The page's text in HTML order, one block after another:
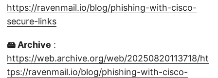
https://ravenmail.io/blog/phishing-with-cisco-
secure-links
🖴 Archive :
https://web.archive.org/web/20250820113718/ht
tps://ravenmail.io/blog/phishing-with-cisco-